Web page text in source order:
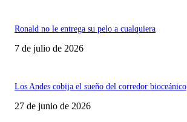
Ronald no le entrega su pelo a cualquiera
7 de julio de 2026
Los Andes cobija el sueño del corredor bioceánico
27 de junio de 2026